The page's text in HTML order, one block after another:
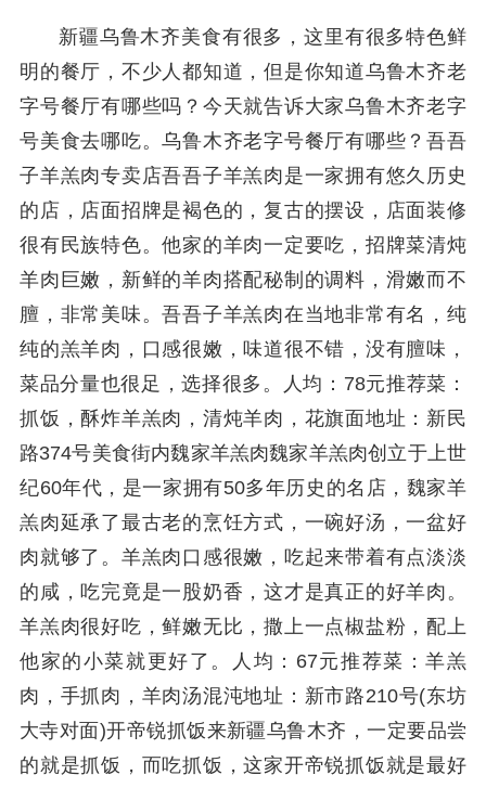
新疆乌鲁木齐美食有很多，这里有很多特色鲜
明的餐厅，不少人都知道，但是你知道乌鲁木齐老
字号餐厅有哪些吗？今天就告诉大家乌鲁木齐老字
号美食去哪吃。乌鲁木齐老字号餐厅有哪些？吾吾
子羊羔肉专卖店吾吾子羊羔肉是一家拥有悠久历史
的店，店面招牌是褐色的，复古的摆设，店面装修
很有民族特色。他家的羊肉一定要吃，招牌菜清炖
羊肉巨嫩，新鲜的羊肉搭配秘制的调料，滑嫩而不
膻，非常美味。吾吾子羊羔肉在当地非常有名，纯
纯的羔羊肉，口感很嫩，味道很不错，没有膻味，
菜品分量也很足，选择很多。人均：78元推荐菜：
抓饭，酥炸羊羔肉，清炖羊肉，花旗面地址：新民
路374号美食街内魏家羊羔肉魏家羊羔肉创立于上世
纪60年代，是一家拥有50多年历史的名店，魏家羊
羔肉延承了最古老的烹饪方式，一碗好汤，一盆好
肉就够了。羊羔肉口感很嫩，吃起来带着有点淡淡
的咸，吃完竟是一股奶香，这才是真正的好羊肉。
羊羔肉很好吃，鲜嫩无比，撒上一点椒盐粉，配上
他家的小菜就更好了。人均：67元推荐菜：羊羔
肉，手抓肉，羊肉汤混沌地址：新市路210号(东坊
大寺对面)开帝锐抓饭来新疆乌鲁木齐，一定要品尝
的就是抓饭，而吃抓饭，这家开帝锐抓饭就是最好